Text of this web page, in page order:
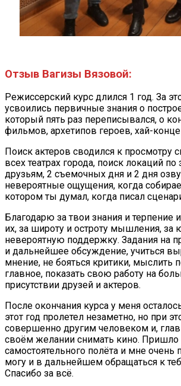
Отзыв Вагизы Вязовой:
Режиссерский курс длился 1 год. За
усвоились первичные знания о
который пять раз переписывался, о
фильмов, архетипов героев, хай-
Поиск актеров сводился к просмотру
всех театрах города, поиск локаций
друзьям, 2 съемочных дня и 2 дня
невероятные ощущения, когда
котором ты думал, когда писал
Благодарю за твои знания и терпение
их, за широту и остроту мышления, за
невероятную поддержку. Задания на
и дальнейшее обсуждение, учиться
мнение, не бояться критики, мыслить
главное, показать свою работу на
присутствии друзей и актеров.
После окончания курса у меня
этот год пролетел незаметно, но при
совершенно другим человеком и,
своём желании снимать кино.
самостоятельного полёта и мне очень
могу и в дальнейшем обращаться к
Спасибо за всё.